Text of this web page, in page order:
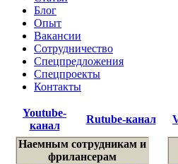
Блог
Опыт
Вакансии
Сотрудничество
Спецпредложения
Спецпроекты
Контакты
Youtube-
канал
Rutube-канал
Наемным сотрудникам и
фрилансерам